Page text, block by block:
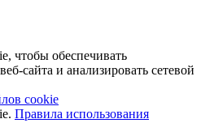
чтобы обеспечивать
сайта и анализировать сетевой
cookie
Правила использования